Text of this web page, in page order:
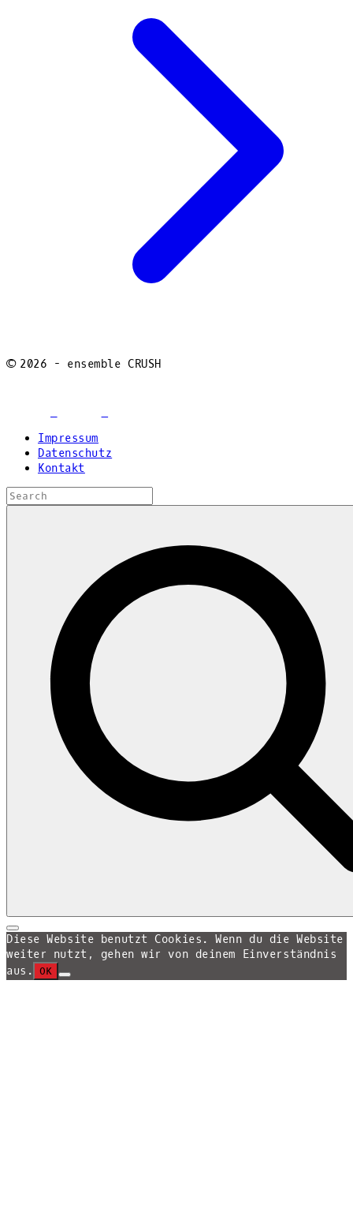
© 2026 - ensemble CRUSH
Impressum
Datenschutz
Kontakt
Search
Search
for:
Diese Website benutzt Cookies. Wenn du die Website
weiter nutzt, gehen wir von deinem Einverständnis
aus.
OK